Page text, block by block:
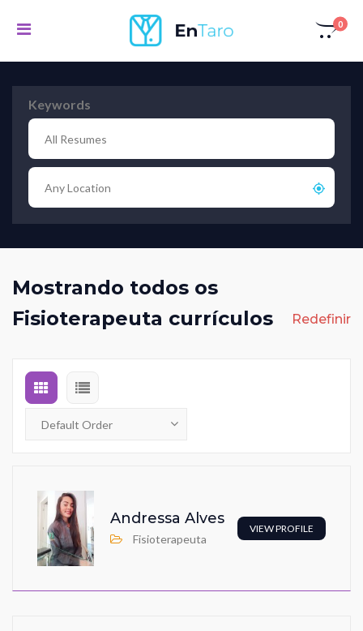
0
Keywords
Mostrando todos os
Fisioterapeuta currículos
Redefinir
Andressa Alves
Fisioterapeuta
VIEW PROFILE